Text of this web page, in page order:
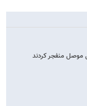
موصل منفجر کردند